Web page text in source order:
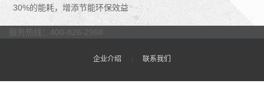
30%的能耗，增添节能环保效益
服务热线：400-826-2968
企业介绍 联系我们